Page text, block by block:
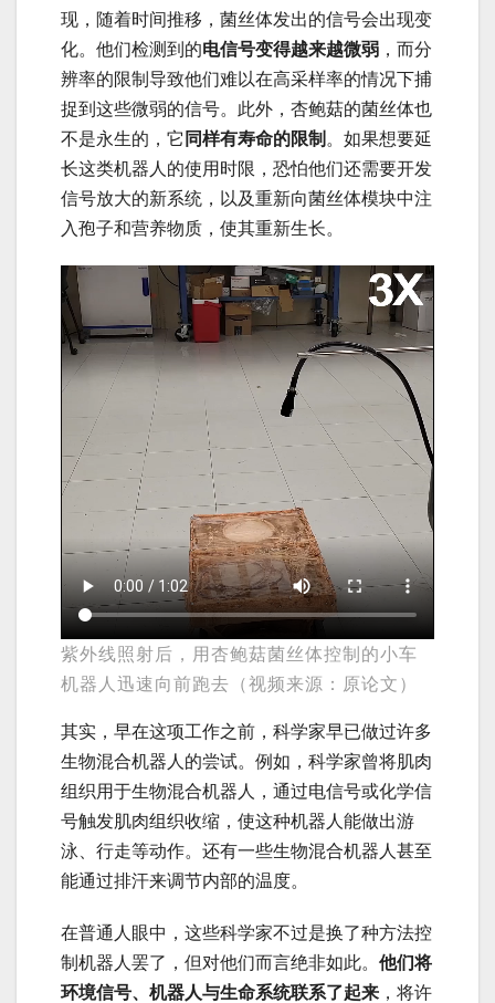
现，随着时间推移，菌丝体发出的信号会出现变
化。他们检测到的电信号变得越来越微弱 ，而分
辨率的限制导致他们难以在高采样率的情况下捕
捉到这些微弱的信号。此外，杏鲍菇的菌丝体也
不是永生的，它 同样有寿命的限制 。如果想要延
长这类机器人的使用时限，恐怕他们还需要开发
信号放大的新系统，以及重新向菌丝体模块中注
入孢子和营养物质，使其重新生长。
紫外线照射后，用杏鲍菇菌丝体控制的小车
机器人迅速向前跑去（视频来源：原论文）
其实，早在这项工作之前，科学家早已做过许多
生物混合机器人的尝试。例如，科学家曾将肌肉
组织用于生物混合机器人，通过电信号或化学信
号触发肌肉组织收缩，使这种机器人能做出游
泳、行走等动作。还有一些生物混合机器人甚至
能通过排汗来调节内部的温度。
在普通人眼中，这些科学家不过是换了种方法控
制机器人罢了，但对他们而言绝非如此。 他们将
环境信号、机器人与生命系统联系了起来 ，将许